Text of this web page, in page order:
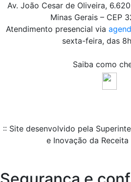
Av. João Cesar de Oliveira,
Minas Gerais – CEP
Atendimento presencial via
sexta-feira, das
Saiba como
:: Site desenvolvido pela
e Inovação da